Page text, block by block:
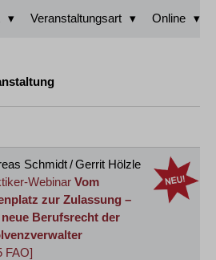
Veranstaltungsart Online
Schmidt / Gerrit Hölzle
Webinar Vom
zur Zulassung –
neue Berufsrecht der
FAO]